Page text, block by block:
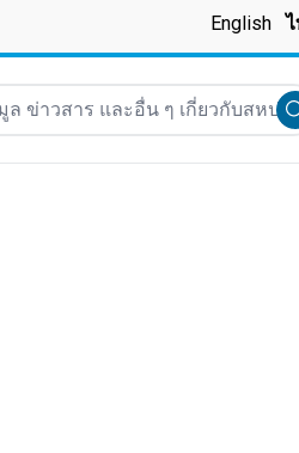
English
าวสาร และอื่น ๆ เกี่ยวกับสหประช